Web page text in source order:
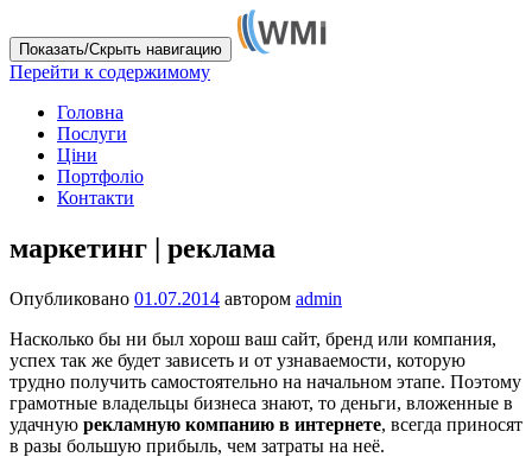
Показать/Скрыть навигацию
Перейти к содержимому
Головна
Послуги
Ціни
Портфоліо
Контакти
маркетинг | реклама
Опубликовано 01.07.2014 автором admin
Насколько бы ни был хорош ваш сайт, бренд или компания,
успех так же будет зависеть и от узнаваемости, которую
трудно получить самостоятельно на начальном этапе. Поэтому
грамотные владельцы бизнеса знают, то деньги, вложенные в
удачную рекламную компанию в интернете, всегда приносят
в разы большую прибыль, чем затраты на неё.